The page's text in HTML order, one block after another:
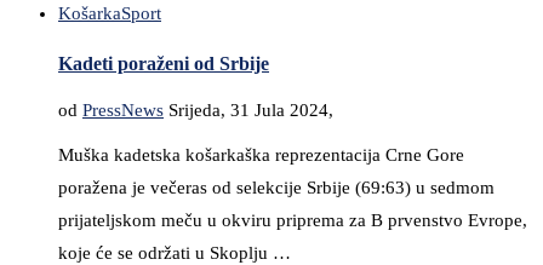
KošarkaSport
Kadeti poraženi od Srbije
od PressNews Srijeda, 31 Jula 2024,
Muška kadetska košarkaška reprezentacija Crne Gore
poražena je večeras od selekcije Srbije (69:63) u sedmom
prijateljskom meču u okviru priprema za B prvenstvo Evrope,
koje će se održati u Skoplju …